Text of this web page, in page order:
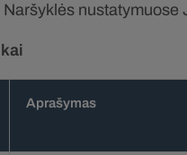
Aprašymas